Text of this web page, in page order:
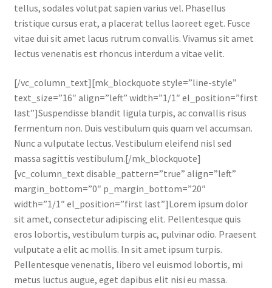
tellus, sodales volutpat sapien varius vel. Phasellus
tristique cursus erat, a placerat tellus laoreet eget. Fusce
vitae dui sit amet lacus rutrum convallis. Vivamus sit amet
lectus venenatis est rhoncus interdum a vitae velit.
[/vc_column_text][mk_blockquote style=”line-style”
text_size=”16″ align=”left” width=”1/1″ el_position=”first
last”]Suspendisse blandit ligula turpis, ac convallis risus
fermentum non. Duis vestibulum quis quam vel accumsan.
Nunc a vulputate lectus. Vestibulum eleifend nisl sed
massa sagittis vestibulum.[/mk_blockquote]
[vc_column_text disable_pattern=”true” align=”left”
margin_bottom=”0″ p_margin_bottom=”20″
width=”1/1″ el_position=”first last”]Lorem ipsum dolor
sit amet, consectetur adipiscing elit. Pellentesque quis
eros lobortis, vestibulum turpis ac, pulvinar odio. Praesent
vulputate a elit ac mollis. In sit amet ipsum turpis.
Pellentesque venenatis, libero vel euismod lobortis, mi
metus luctus augue, eget dapibus elit nisi eu massa.